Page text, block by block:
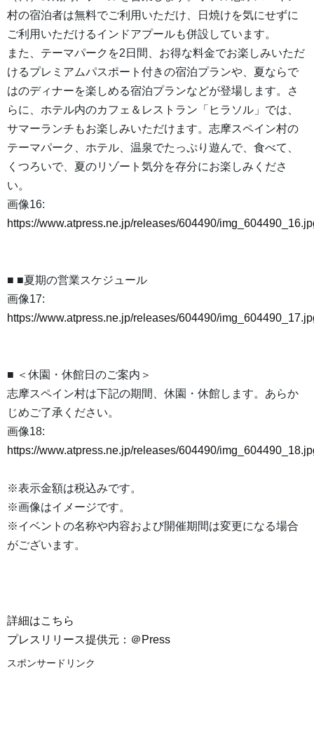
村の宿泊者は無料でご利用いただけ、日焼けを気にせずに
ご利用いただけるインドアプールも併設しています。
また、テーマパークを2日間、お得な料金でお楽しみいただ
けるプレミアムパスポート付きの宿泊プランや、夏ならで
はのディナーを楽しめる宿泊プランなどが登場します。さ
らに、ホテル内のカフェ＆レストラン「ヒラソル」では、
サマーランチもお楽しみいただけます。志摩スペイン村の
テーマパーク、ホテル、温泉でたっぷり遊んで、食べて、
くつろいで、夏のリゾート気分を存分にお楽しみくださ
い。
画像16:
https://www.atpress.ne.jp/releases/604490/
■ ■夏期の営業スケジュール
画像17:
https://www.atpress.ne.jp/releases/604490/
■ ＜休園・休館日のご案内＞
志摩スペイン村は下記の期間、休園・休館します。あらか
じめご了承ください。
画像18:
https://www.atpress.ne.jp/releases/604490/
※表示金額は税込みです。
※画像はイメージです。
※イベントの名称や内容および開催期間は変更になる場合
がございます。
詳細はこちら
プレスリリース提供元：＠Press
スポンサードリンク